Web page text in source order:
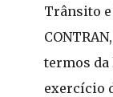
Trânsito e
termos
exercício